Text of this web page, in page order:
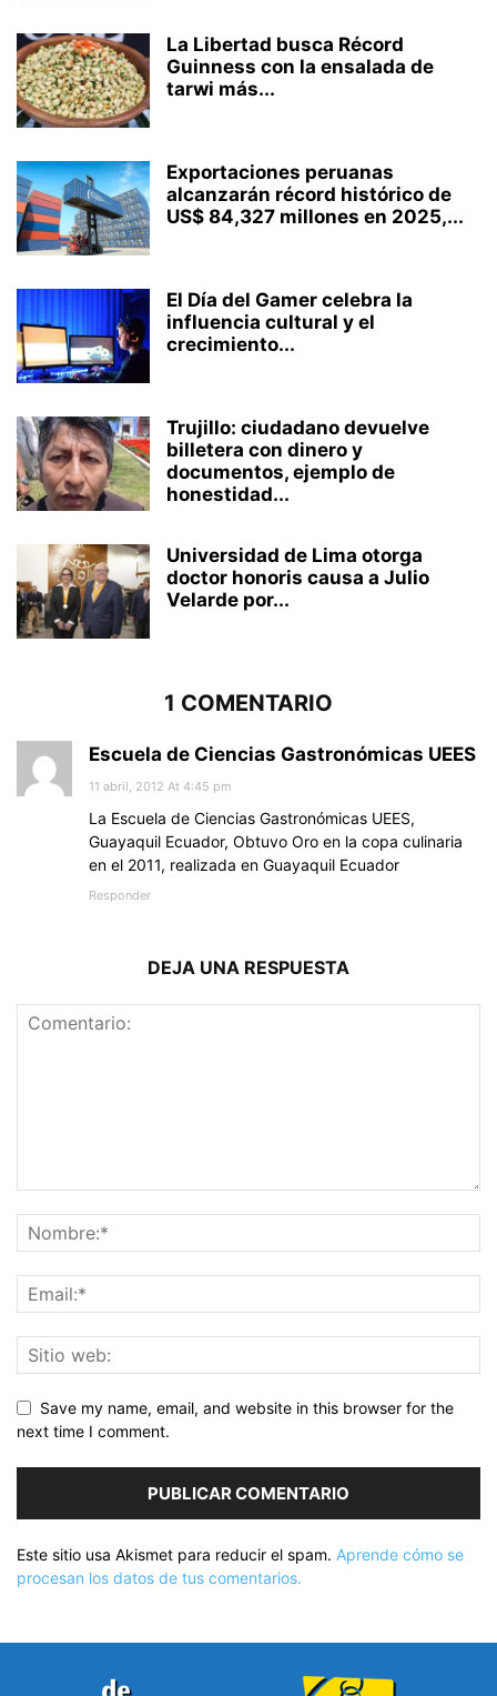
La Libertad busca Récord
Guinness con la ensalada de
tarwi más...
Exportaciones peruanas
alcanzarán récord histórico de
US$ 84,327 millones en 2025,...
El Día del Gamer celebra la
influencia cultural y el
crecimiento...
Trujillo: ciudadano devuelve
billetera con dinero y
documentos, ejemplo de
honestidad...
Universidad de Lima otorga
doctor honoris causa a Julio
Velarde por...
1 COMENTARIO
Escuela de Ciencias Gastronómicas UEES
11 abril, 2012 At 4:45 pm
La Escuela de Ciencias Gastronómicas UEES,
Guayaquil Ecuador, Obtuvo Oro en la copa culinaria
en el 2011, realizada en Guayaquil Ecuador
Responder
DEJA UNA RESPUESTA
Save my name, email, and website in this browser for the
next time I comment.
Este sitio usa Akismet para reducir el spam. Aprende cómo se
procesan los datos de tus comentarios.